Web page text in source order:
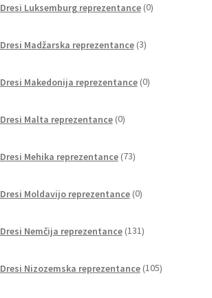
Dresi Luksemburg reprezentance 0izdelkov
Dresi Madžarska reprezentance 3izdelki
Dresi Makedonija reprezentance 0izdelkov
Dresi Malta reprezentance 0izdelkov
Dresi Mehika reprezentance 73izdelkov
Dresi Moldavijo reprezentance 0izdelkov
Dresi Nemčija reprezentance 131izdelkov
Dresi Nizozemska reprezentance 105izdelkov